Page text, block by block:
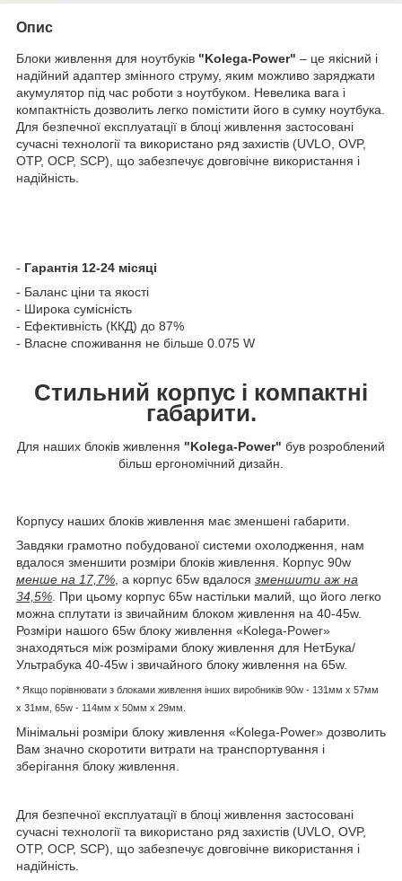
Опис
Блоки живлення для ноутбуків "Kolega-Power" – це якісний і
надійний адаптер змінного струму, яким можливо заряджати
акумулятор під час роботи з ноутбуком. Невелика вага і
компактність дозволить легко помістити його в сумку ноутбука.
Для безпечної експлуатації в блоці живлення застосовані
сучасні технології та використано ряд захистів (UVLO, OVP,
OTP, OCP, SCP), що забезпечує довговічне використання і
надійність.
- Гарантія 12-24 місяці
- Баланс ціни та якості
- Широка сумісність
- Ефективність (ККД) до 87%
- Власне споживання не більше 0.075 W
Стильний корпус і компактні
габарити.
Для наших блоків живлення "Kolega-Power" був розроблений
більш ергономічний дизайн.
Корпусу наших блоків живлення має зменшені габарити.
Завдяки грамотно побудованої системи охолодження, нам
вдалося зменшити розміри блоків живлення. Корпус 90w
менше на 17,7% , а корпус 65w вдалося зменшити аж на
34,5% . При цьому корпус 65w настільки малий, що його легко
можна сплутати із звичайним блоком живлення на 40-45w.
Розміри нашого 65w блоку живлення «Kolega-Power»
знаходяться між розмірами блоку живлення для НетБука/
Ультрабука 40-45w і звичайного блоку живлення на 65w.
* Якщо порівнювати з блоками живлення інших виробників 90w - 131мм x 57мм
x 31мм, 65w - 114мм х 50мм x 29мм.
Мінімальні розміри блоку живлення «Kolega-Power» дозволить
Вам значно скоротити витрати на транспортування і
зберігання блоку живлення.
Для безпечної експлуатації в блоці живлення застосовані
сучасні технології та використано ряд захистів (UVLO, OVP,
OTP, OCP, SCP), що забезпечує довговічне використання і
надійність.